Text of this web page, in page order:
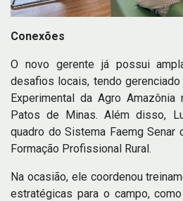
Conexões
O novo gerente já possui
desafios locais, tendo
Experimental da Agro
Patos de Minas. Além disso,
quadro do Sistema Faemg Senar
Formação Profissional Rural.
Na ocasião, ele coordenou
estratégicas para o campo,